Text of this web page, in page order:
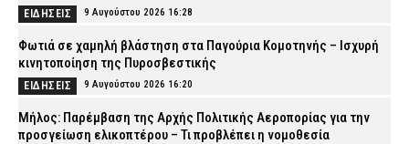
ΕΙΔΗΣΕΙΣ 9 Αυγούστου 2026 16:28
Φωτιά σε χαμηλή βλάστηση στα Παγούρια Κομοτηνής – Ισχυρή
κινητοποίηση της Πυροσβεστικής
ΕΙΔΗΣΕΙΣ 9 Αυγούστου 2026 16:20
Μήλος: Παρέμβαση της Αρχής Πολιτικής Αεροπορίας για την
προσγείωση ελικοπτέρου – Τι προβλέπει η νομοθεσία